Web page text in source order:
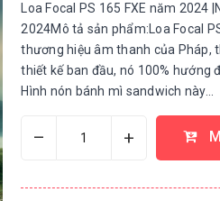
Loa Focal PS 165 FXE năm 2024
2024Mô tả sản phẩm:Loa Focal
thương hiệu âm thanh của Pháp,
thiết kế ban đầu, nó 100% hướng
Hình nón bánh mì sandwich này...
– +